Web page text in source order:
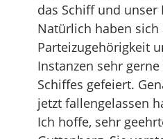
das Schiff und unser
Natürlich haben
Parteizugehörigkeit
Instanzen sehr
Schiffes gefeiert.
jetzt fallengelassen
Ich hoffe, sehr